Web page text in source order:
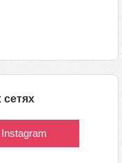
Instagram